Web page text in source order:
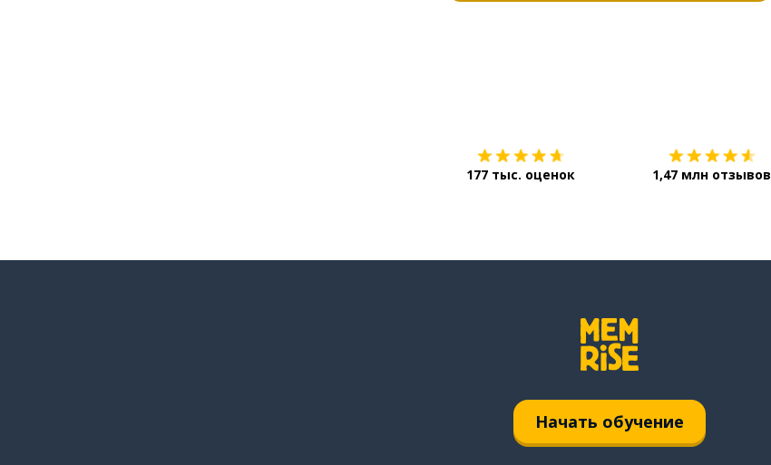
177 тыс. оценок 1,47 млн отзывов
Начать обучение